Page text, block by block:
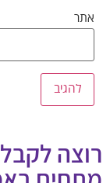
אתר
רוצה